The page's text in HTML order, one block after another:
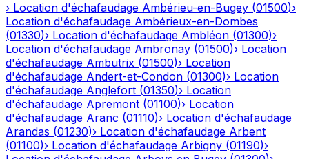
› Location d'échafaudage Ambérieu-en-Bugey (01500)›
Location d'échafaudage Ambérieux-en-Dombes
(01330)› Location d'échafaudage Ambléon (01300)›
Location d'échafaudage Ambronay (01500)› Location
d'échafaudage Ambutrix (01500)› Location
d'échafaudage Andert-et-Condon (01300)› Location
d'échafaudage Anglefort (01350)› Location
d'échafaudage Apremont (01100)› Location
d'échafaudage Aranc (01110)› Location d'échafaudage
Arandas (01230)› Location d'échafaudage Arbent
(01100)› Location d'échafaudage Arbigny (01190)›